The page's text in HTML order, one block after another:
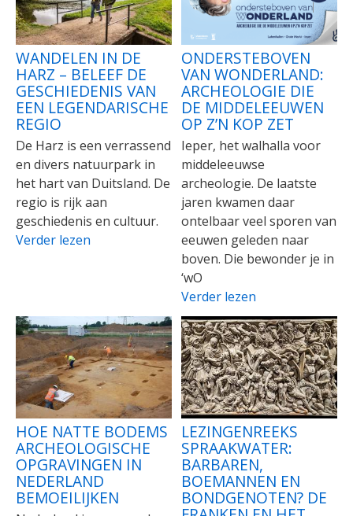
WANDELEN IN DE
HARZ – BELEEF DE
GESCHIEDENIS VAN
EEN LEGENDARISCHE
REGIO
De Harz is een verrassend
en divers natuurpark in
het hart van Duitsland. De
regio is rijk aan
geschiedenis en cultuur.
Verder lezen
ONDERSTEBOVEN
VAN WONDERLAND:
ARCHEOLOGIE DIE
DE MIDDELEEUWEN
OP Z’N KOP ZET
Ieper, het walhalla voor
middeleeuwse
archeologie. De laatste
jaren kwamen daar
ontelbaar veel sporen van
eeuwen geleden naar
boven. Die bewonder je in
‘wO
Verder lezen
HOE NATTE BODEMS
ARCHEOLOGISCHE
OPGRAVINGEN IN
NEDERLAND
BEMOEILIJKEN
LEZINGENREEKS
SPRAAKWATER:
BARBAREN,
BOEMANNEN EN
BONDGENOTEN? DE